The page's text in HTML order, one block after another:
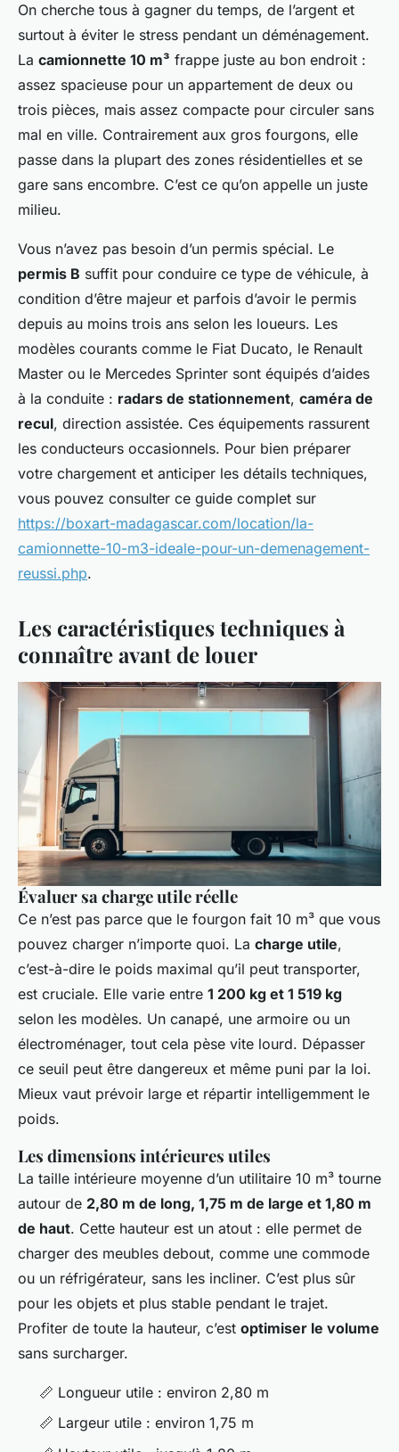
On cherche tous à gagner du temps, de l’argent et
surtout à éviter le stress pendant un déménagement.
La camionnette 10 m³ frappe juste au bon endroit :
assez spacieuse pour un appartement de deux ou
trois pièces, mais assez compacte pour circuler sans
mal en ville. Contrairement aux gros fourgons, elle
passe dans la plupart des zones résidentielles et se
gare sans encombre. C’est ce qu’on appelle un juste
milieu.
Vous n’avez pas besoin d’un permis spécial. Le
permis B suffit pour conduire ce type de véhicule, à
condition d’être majeur et parfois d’avoir le permis
depuis au moins trois ans selon les loueurs. Les
modèles courants comme le Fiat Ducato, le Renault
Master ou le Mercedes Sprinter sont équipés d’aides
à la conduite : radars de stationnement, caméra de
recul, direction assistée. Ces équipements rassurent
les conducteurs occasionnels. Pour bien préparer
votre chargement et anticiper les détails techniques,
vous pouvez consulter ce guide complet sur
https://boxart-madagascar.com/location/la-
camionnette-10-m3-ideale-pour-un-demenagement-
reussi.php.
Les caractéristiques techniques à
connaître avant de louer
Évaluer sa charge utile réelle
Ce n’est pas parce que le fourgon fait 10 m³ que vous
pouvez charger n’importe quoi. La charge utile,
c’est-à-dire le poids maximal qu’il peut transporter,
est cruciale. Elle varie entre 1 200 kg et 1 519 kg
selon les modèles. Un canapé, une armoire ou un
électroménager, tout cela pèse vite lourd. Dépasser
ce seuil peut être dangereux et même puni par la loi.
Mieux vaut prévoir large et répartir intelligemment le
poids.
Les dimensions intérieures utiles
La taille intérieure moyenne d’un utilitaire 10 m³ tourne
autour de 2,80 m de long, 1,75 m de large et 1,80 m
de haut. Cette hauteur est un atout : elle permet de
charger des meubles debout, comme une commode
ou un réfrigérateur, sans les incliner. C’est plus sûr
pour les objets et plus stable pendant le trajet.
Profiter de toute la hauteur, c’est optimiser le volume
sans surcharger.
📏 Longueur utile : environ 2,80 m
📏 Largeur utile : environ 1,75 m